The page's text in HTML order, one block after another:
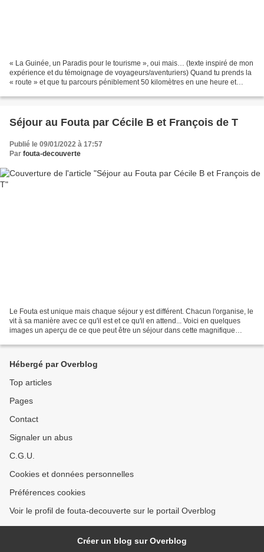
« La Guinée, un Paradis pour le tourisme », oui mais… (texte inspiré de mon
expérience et du témoignage de voyageurs/aventuriers) Quand tu prends la
« route » et que tu parcours péniblement 50 kilomètres en une heure et
Séjour au Fouta par Cécile B et François de T
Publié le 09/01/2022 à 17:57
Par fouta-decouverte
Le Fouta est unique mais chaque séjour y est différent. Chacun l'organise, le
vit à sa manière avec ce qu'il est et ce qu'il en attend... Voici en quelques
images un aperçu de ce que peut être un séjour dans cette magnifique
Hébergé par Overblog
Top articles
Pages
Contact
Signaler un abus
C.G.U.
Cookies et données personnelles
Préférences cookies
Voir le profil de fouta-decouverte sur le portail Overblog
Créer un blog sur Overblog